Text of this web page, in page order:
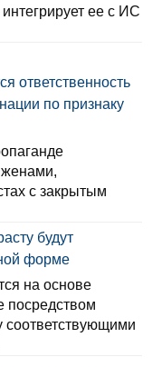
ее с ИС
ответственность
по признаку
женами,
с закрытым
будут
форме
на основе
посредством